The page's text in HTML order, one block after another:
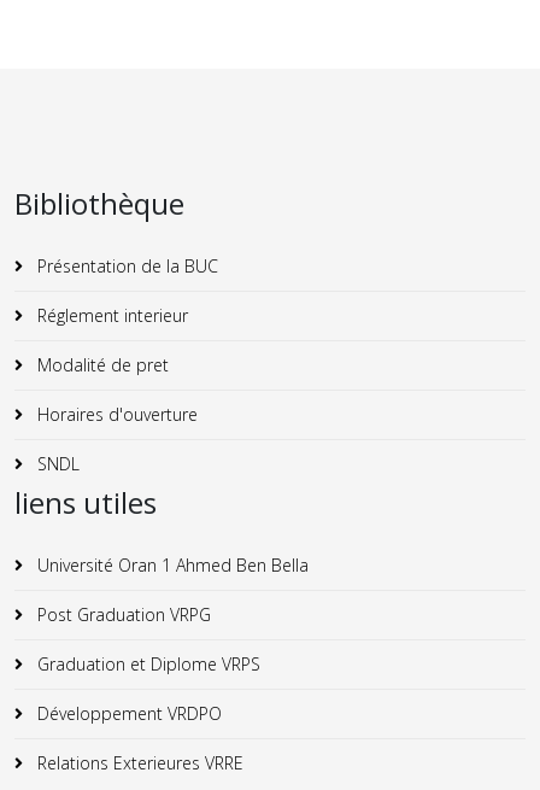
Bibliothèque
Présentation de la BUC
Réglement interieur
Modalité de pret
Horaires d'ouverture
SNDL
liens utiles
Université Oran 1 Ahmed Ben Bella
Post Graduation VRPG
Graduation et Diplome VRPS
Développement VRDPO
Relations Exterieures VRRE